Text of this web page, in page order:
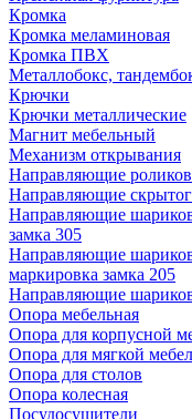
Кромка
Кромка меламиновая
Кромка ПВХ
Металлобокс,
Крючки
Крючки металлические
Магнит мебельный
Механизм открывания
Направляющие
Направляющие
Направляющие
замка 305
Направляющие
маркировка замка 205
Направляющие
Опора мебельная
Опора для корпусной
Опора для мягкой
Опора для столов
Опора колесная
Посудосушители